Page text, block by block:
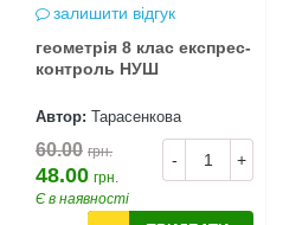
залишити відгук
геометрія 8 клас експрес-
контроль НУШ
Автор: Тарасенкова
- +
60.00 грн.
48.00 грн.
Є в наявності